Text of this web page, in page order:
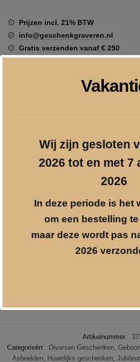
en
bronskleur
aantal
Prijzen incl. 21% BTW
info@geschenkgraveren.nl
Gratis verzenden vanaf € 250
Modern beeld van een verliefd paar dat
overwint.
Gemaakt van polyresin en afgewerkt in
antraciet. Het beeld staat op een mat
Artikelnummer:
Categorieën:
Diversen Geschenken,
Asbeelden, Huwelijks geschenken,
Wij zijn gesloten
2026 tot en met 7
2026
In deze periode is het
om een bestelling
maar deze wordt pas
2026